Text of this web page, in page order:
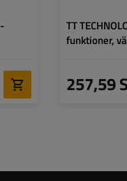
TT
funktioner,
257,59